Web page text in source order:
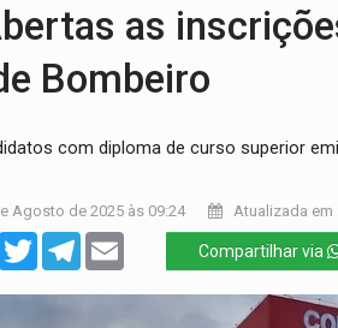
as
Bombeiro
com diploma de curso superior
Agosto de 2025 às 09:24 Atualizada em
Messenger
TwitterTelegram Compartilhar via